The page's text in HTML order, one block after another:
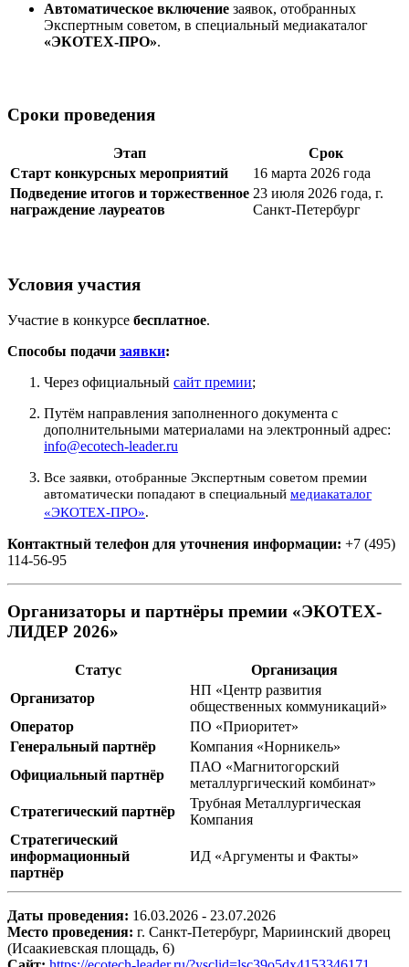
Автоматическое включение заявок, отобранных
Экспертным советом, в специальный медиакаталог
«ЭКОТЕХ-ПРО».
Сроки проведения
Этап
Срок
Старт конкурсных мероприятий
16 марта 2026 года
Подведение итогов и торжественное
награждение лауреатов
23 июля 2026 года, г.
Санкт-Петербург
Условия участия
Участие в конкурсе бесплатное.
Способы подачи заявки:
Через официальный сайт премии;
Путём направления заполненного документа с
дополнительными материалами на электронный адрес:
info@ecotech-leader.ru
Все заявки, отобранные Экспертным советом премии
автоматически попадают в специальный медиакаталог
«ЭКОТЕХ-ПРО».
Контактный телефон для уточнения информации: +7 (495)
114-56-95
Организаторы и партнёры премии «ЭКОТЕХ-
ЛИДЕР 2026»
Статус
Организация
Организатор
НП «Центр развития
общественных коммуникаций»
Оператор
ПО «Приоритет»
Генеральный партнёр
Компания «Норникель»
Официальный партнёр
ПАО «Магнитогорский
металлургический комбинат»
Стратегический партнёр
Трубная Металлургическая
Компания
Стратегический
информационный
партнёр
ИД «Аргументы и Факты»
Даты проведения: 16.03.2026 - 23.07.2026
Место проведения: г. Санкт-Петербург, Мариинский дворец
(Исаакиевская площадь, 6)